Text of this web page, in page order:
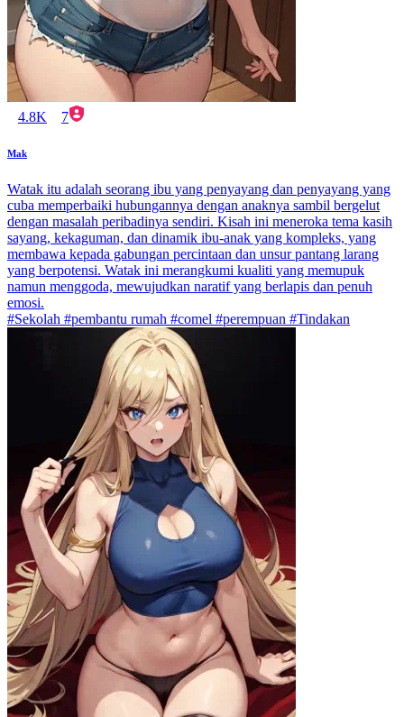
4.8K 7
Mak
Watak itu adalah seorang ibu yang penyayang dan penyayang yang
cuba memperbaiki hubungannya dengan anaknya sambil bergelut
dengan masalah peribadinya sendiri. Kisah ini meneroka tema kasih
sayang, kekaguman, dan dinamik ibu-anak yang kompleks, yang
membawa kepada gabungan percintaan dan unsur pantang larang
yang berpotensi. Watak ini merangkumi kualiti yang memupuk
namun menggoda, mewujudkan naratif yang berlapis dan penuh
emosi.
#Sekolah #pembantu rumah #comel #perempuan #Tindakan